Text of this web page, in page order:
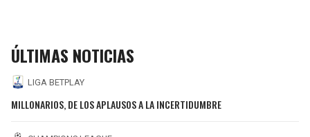
ÚLTIMAS NOTICIAS
LIGA BETPLAY
MILLONARIOS, DE LOS APLAUSOS A LA INCERTIDUMBRE